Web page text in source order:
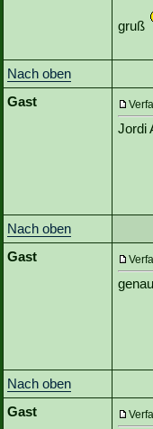
gruß
Nach oben
Gast
Jordi
Nach oben
Gast
Nach oben
Gast